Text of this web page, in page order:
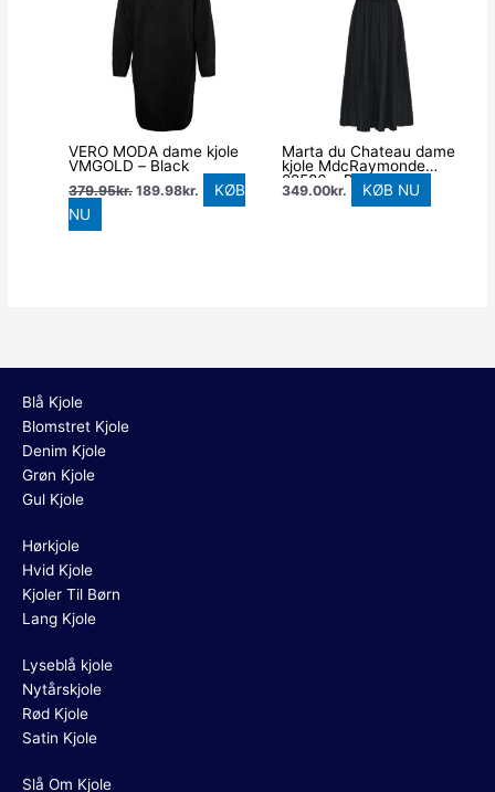
VERO MODA dame kjole
VMGOLD – Black
379.95kr. 189.98kr.
KØB
NU
Marta du Chateau dame
kjole MdcRaymonde
22586 – Black
349.00kr. KØB NU
Blå Kjole
Blomstret Kjole
Denim Kjole
Grøn Kjole
Gul Kjole
Hørkjole
Hvid Kjole
Kjoler Til Børn
Lang Kjole
Lyseblå kjole
Nytårskjole
Rød Kjole
Satin Kjole
Slå Om Kjole